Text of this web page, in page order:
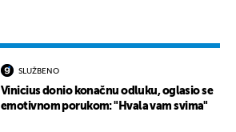
SLUŽBENO
Vinicius donio konačnu odluku, oglasio se
emotivnom porukom: "Hvala vam svima"